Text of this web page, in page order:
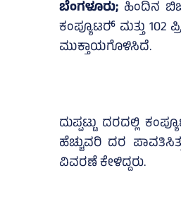
ಬೆಂಗಳೂರು; ಹಿಂದಿನ
ಕಂಪ್ಯೂಟರ್‍‌ ಮತ್ತು 102
ಮುಕ್ತಾಯಗೊಳಿಸಿದೆ.
ದುಪ್ಪಟ್ಟು ದರದಲ್ಲಿ
ಹೆಚ್ಚುವರಿ ದರ
ವಿವರಣೆ ಕೇಳಿದ್ದರು.